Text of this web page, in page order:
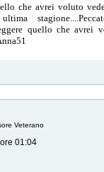
che avrei voluto
quello che avrei
Veterano
01:04